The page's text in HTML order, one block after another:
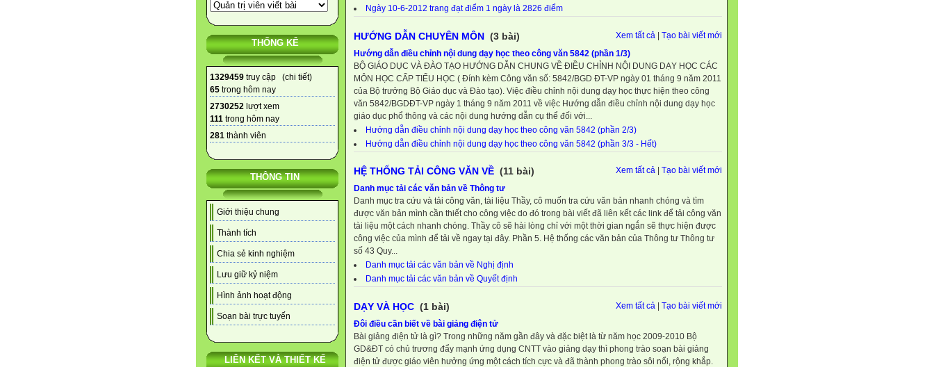
THỐNG KÊ
1329459 truy cập (chi tiết)
65 trong hôm nay
2730252 lượt xem
111 trong hôm nay
281 thành viên
THÔNG TIN
Giới thiệu chung
Thành tích
Chia sẻ kinh nghiệm
Lưu giữ kỷ niệm
Hình ảnh hoạt động
Soạn bài trực tuyến
LIÊN KẾT VÀ THIẾT KẾ
Ngày 10-6-2012 trang đạt điểm 1 ngày là 2826 điểm
Xem tất cả | Tạo bài viết mới
HƯỚNG DẪN CHUYÊN MÔN (3 bài)
Hướng dẫn điều chỉnh nội dung dạy học theo công văn 5842 (phần 1/3)
BỘ GIÁO DỤC VÀ ĐÀO TẠO HƯỚNG DẪN CHUNG VỀ ĐIỀU CHỈNH NỘI DUNG DẠY HỌC CÁC
MÔN HỌC CẤP TIỂU HỌC ( Đính kèm Công văn số: 5842/BGD ĐT-VP ngày 01 tháng 9 năm 2011
của Bộ trưởng Bộ Giáo dục và Đào tạo). Việc điều chỉnh nội dung dạy học thực hiện theo công
văn 5842/BGDĐT-VP ngày 1 tháng 9 năm 2011 về việc Hướng dẫn điều chỉnh nội dung dạy học
giáo dục phổ thông và các nội dung hướng dẫn cụ thể đối với...
Hướng dẫn điều chỉnh nội dung dạy học theo công văn 5842 (phần 2/3)
Hướng dẫn điều chỉnh nội dung dạy học theo công văn 5842 (phần 3/3 - Hết)
Xem tất cả Tạo bài viết mới
HỆ THỐNG TẢI CÔNG VĂN VỀ (11 bài)
Danh mục tải các văn bản về Thông tư
Danh mục tra cứu và tải công văn, tài liệu Thầy, cô muốn tra cứu văn bản nhanh chóng và tìm
được văn bản mình cần thiết cho công việc do đó trong bài viết đã liên kết các link để tải công văn
tài liệu một cách nhanh chóng. Thầy cô sẽ hài lòng chỉ với một thời gian ngắn sẽ thực hiện được
công việc của mình để tải về ngay tại đây. Phần 5. Hệ thống các văn bản của Thông tư Thông tư
số 43 Quy...
Danh mục tải các văn bản về Nghị định
Danh mục tải các văn bản về Quyết định
Xem tất cả | Tạo bài viết mới
DẠY VÀ HỌC (1 bài)
Đôi điều cần biết về bài giảng điện tử
Bài giảng điện tử là gì? Trong những năm gần đây và đặc biệt là từ năm học 2009-2010 Bộ
GD&ĐT có chủ trương đẩy mạnh ứng dụng CNTT vào giảng dạy thì phong trào soạn bài giảng
điện tử được giáo viên hưởng ứng một cách tích cực và đã thành phong trào sôi nổi, rộng khắp.